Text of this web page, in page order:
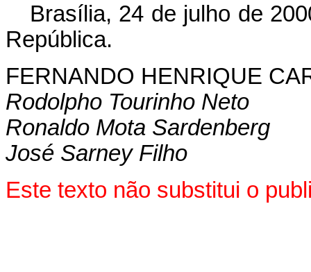
Brasília, 24 de julho de
República.
FERNANDO HENRIQUE
Rodolpho Tourinho Neto
Ronaldo Mota Sardenberg
José Sarney Filho
Este texto não substitui o